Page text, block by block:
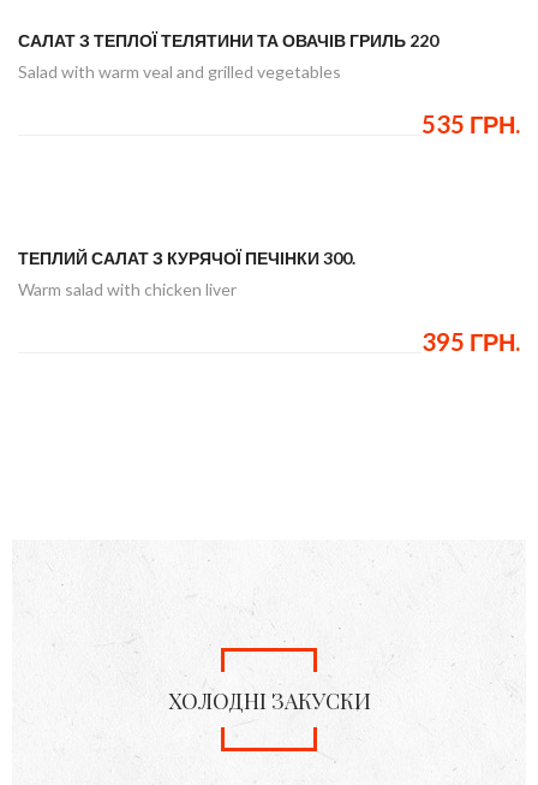
САЛАТ З ТЕПЛОЇ ТЕЛЯТИНИ ТА ОВАЧІВ ГРИЛЬ 220
Salad with warm veal and grilled vegetables
535 ГРН.
ТЕПЛИЙ САЛАТ З КУРЯЧОЇ ПЕЧІНКИ 300.
Warm salad with chicken liver
395 ГРН.
ХОЛОДНІ ЗАКУСКИ